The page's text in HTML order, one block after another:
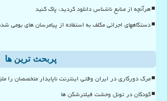
هرآنچه از منابع ناشناس دانلود کردید، پاک کنید
دستگاههای اجرائی مکلف به استفاده از پیامرسان های بومی
پربحث ترین ها
مرگ دورکاری در ایران وقتی اینترنت ناپایدار متخصصان را
کودکان در تونل وحشت فیلترشکن ها